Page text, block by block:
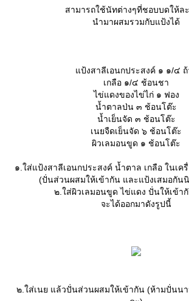
สามารถใช้นัทต่างๆที่ชอบบดให้ละ
นำมาผสมรวมกับแป้งได้
ป้งสาลีเอนกประสงค์ ๑ ๑/๔
เกลือ ๑/๔ ช้อนชา
ไข่แดงของไข่ไก่ ๑ ฟอง
น้ำตาลป่น ๓ ช้อนโต๊ะ
น้ำเย็นจัด ๓ ช้อนโต๊ะ
เนยจืดเย็นจัด ๖ ช้อนโต๊ะ
ผิวเลมอนขูด ๑ ช้อนโต๊ะ
๑.ใส่แป้งสาลีเอนกประสงค์ น้ำตาล เกลือ ในเค
(ปั่นส่วนผสมให้เข้ากัน และแป้งเสมอกัน
๒.ใส่ผิวเลมอนขูด ไข่แดง ปั่นให้เข้า
จะได้ออกมาดังรูปนี้
๒.ใส่เนย แล้วปั่นส่วนผสมให้เข้ากัน (ห้ามปั่นน